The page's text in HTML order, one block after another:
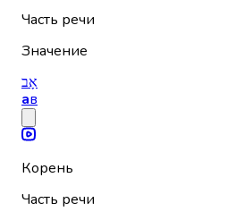
Часть речи
Значение
אָב
ав
Корень
Часть речи